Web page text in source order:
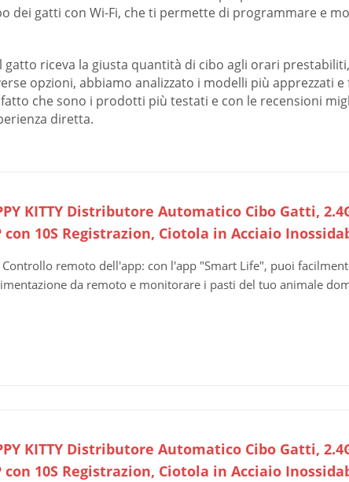
dei gatti con Wi-Fi, che ti permette di programmare e
riceva la giusta quantità di cibo agli orari
opzioni, abbiamo analizzato i modelli più apprezzati e
che sono i prodotti più testati e con le recensioni
diretta.
KITTY Distributore Automatico Cibo Gatti,
con 10S Registrazion, Ciotola in Acciaio
remoto dell'app: con l'app "Smart Life", puoi
da remoto e monitorare i pasti del tuo animale
KITTY Distributore Automatico Cibo Gatti,
con 10S Registrazion, Ciotola in Acciaio